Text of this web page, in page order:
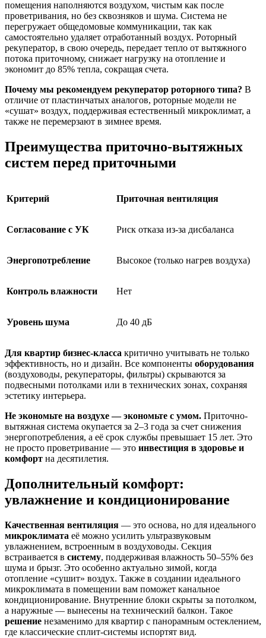
помещения наполняются воздухом, чистым как после
проветривания, но без сквозняков и шума. Система не
перегружает общедомовые коммуникации, так как
самостоятельно удаляет отработанный воздух. Роторный
рекуператор, в свою очередь, передает тепло от вытяжного
потока приточному, снижает нагрузку на отопление и
экономит до 85% тепла, сокращая счета.
Почему мы рекомендуем рекуператор роторного типа? В
отличие от пластинчатых аналогов, роторные модели не
«сушат» воздух, поддерживая естественный микроклимат, а
также не перемерзают в зимнее время.
Преимущества приточно-вытяжных
систем перед приточными
Критерий Приточная вентиляция
Согласование с УК Риск отказа из-за дисбаланса
Энергопотребление Высокое (только нагрев воздуха)
Контроль влажности Нет
Уровень шума До 40 дБ
Для квартир бизнес-класса критично учитывать не только
эффективность, но и дизайн. Все компоненты оборудования
(воздуховоды, рекуператоры, фильтры) скрываются за
подвесными потолками или в технических зонах, сохраняя
эстетику интерьера.
Не экономьте на воздухе — экономьте с умом. Приточно-
вытяжная система окупается за 2–3 года за счет снижения
энергопотребления, а её срок службы превышает 15 лет. Это
не просто проветривание — это инвестиция в здоровье и
комфорт на десятилетия.
Дополнительный комфорт:
увлажнение и кондиционирование
Качественная вентиляция — это основа, но для идеального
микроклимата её можно усилить ультразвуковым
увлажнением, встроенным в воздуховоды. Секция
встраивается в систему, поддерживая влажность 50–55% без
шума и брызг. Это особенно актуально зимой, когда
отопление «сушит» воздух. Также в создании идеального
микроклимата в помещении вам поможет канальное
кондиционирование. Внутренние блоки скрыты за потолком,
а наружные — вынесены на технический балкон. Такое
решение незаменимо для квартир с панорамным остеклением,
где классические сплит-системы испортят вид.